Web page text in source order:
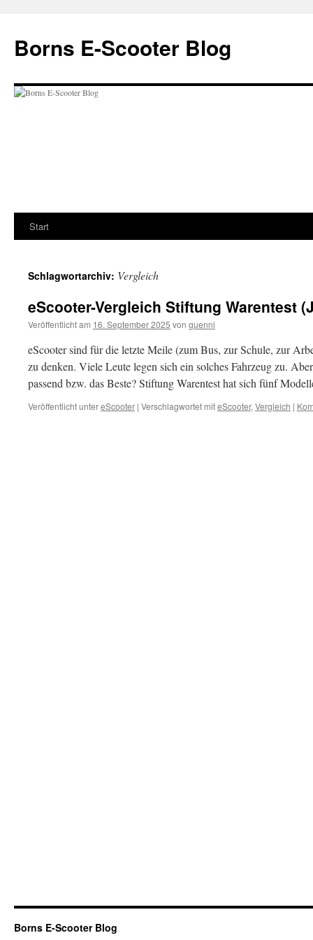
springen
Borns E-Scooter Blog
Start
Schlagwortarchiv: Vergleich
eScooter-Vergleich Stiftung Warentest
Veröffentlicht am 16. September 2025 von guenni
eScooter sind für die letzte Meile (zum Bus, zur Schule, zur
zu denken. Viele Leute legen sich ein solches Fahrzeug zu.
passend bzw. das Beste? Stiftung Warentest hat sich fünf
Veröffentlicht untereScooter | Verschlagwortet miteScooter, Vergleich |
Borns E-Scooter Blog